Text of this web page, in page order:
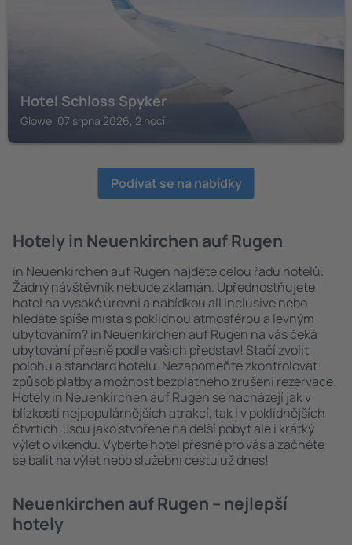
Hotel Schloss Spyker
Glowe, 07 srpna 2026, 2 noci
Podívat se na nabídky
Hotely in Neuenkirchen auf Rugen
in Neuenkirchen auf Rugen najdete celou řadu hotelů.
Žádný návštěvník nebude zklamán. Upřednostňujete
hotel na vysoké úrovni a nabídkou all inclusive nebo
hledáte spíše místa s poklidnou atmosférou a levným
ubytováním? in Neuenkirchen auf Rugen na vás čeká
ubytování přesně podle vašich představ! Stačí zvolit
polohu a standard hotelu. Nezapomeňte zkontrolovat
způsob platby a možnost bezplatného zrušení rezervace.
Hotely in Neuenkirchen auf Rugen se nacházejí jak v
blízkosti nejpopulárnějších atrakcí, tak i v poklidnějších
čtvrtích. Jsou jako stvořené na delší pobyt ale i krátký
výlet o víkendu. Vyberte hotel přesně pro vás a začněte
se balit na výlet nebo služební cestu už dnes!
Neuenkirchen auf Rugen – nejlepší
hotely